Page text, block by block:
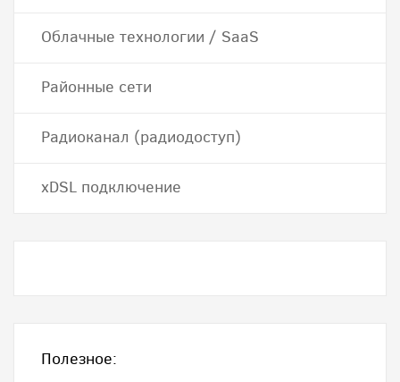
Облачные технологии / SaaS
Районные сети
Радиоканал (радиодоступ)
хDSL подключение
Полезное: